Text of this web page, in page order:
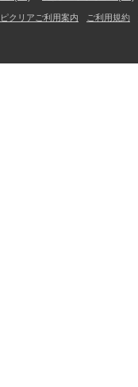
ピクリアご利用案内 ご利用規約